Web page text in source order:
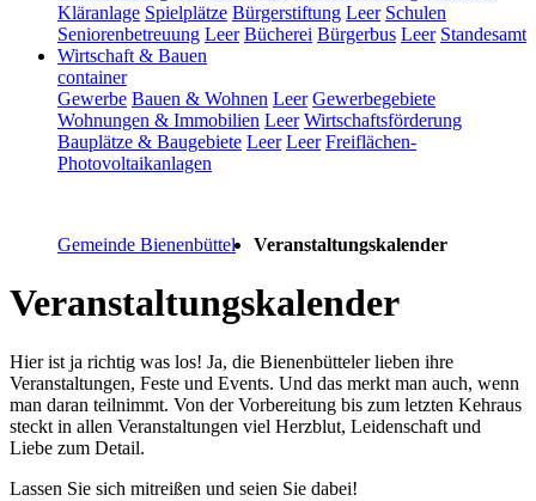
Kläranlage Spielplätze Bürgerstiftung Leer Schulen
Seniorenbetreuung Leer Bücherei Bürgerbus Leer Standesamt
Wirtschaft & Bauen
container
Gewerbe Bauen & Wohnen Leer Gewerbegebiete
Wohnungen & Immobilien Leer Wirtschaftsförderung
Bauplätze & Baugebiete Leer Leer Freiflächen-
Photovoltaikanlagen
Gemeinde Bienenbüttel Veranstaltungskalender
Veranstaltungskalender
Hier ist ja richtig was los! Ja, die Bienenbütteler lieben ihre
Veranstaltungen, Feste und Events. Und das merkt man auch, wenn
man daran teilnimmt. Von der Vorbereitung bis zum letzten Kehraus
steckt in allen Veranstaltungen viel Herzblut, Leidenschaft und
Liebe zum Detail.
Lassen Sie sich mitreißen und seien Sie dabei!